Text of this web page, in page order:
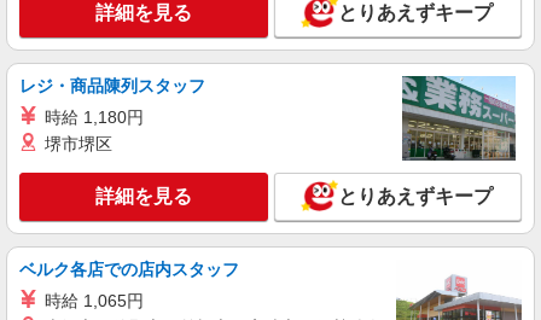
通費全支給(ガソリン代含む)＞
最寄り：田川伊田駅
キープ 詳細を見る
株式会社kotrio /●FK-H-2021716
田川市*デイでの生活補助☆新たなスキルを身
につけて長く働く♪
時給1450円〜2062円 ＜日払い有/週払い有/交
詳細を見る とりあえずキープ
レジ・商品陳列スタッフ
時給 1,180円
堺市堺区
詳細を見る とりあえずキープ
ベルク各店での店内スタッフ
時給 1,065円